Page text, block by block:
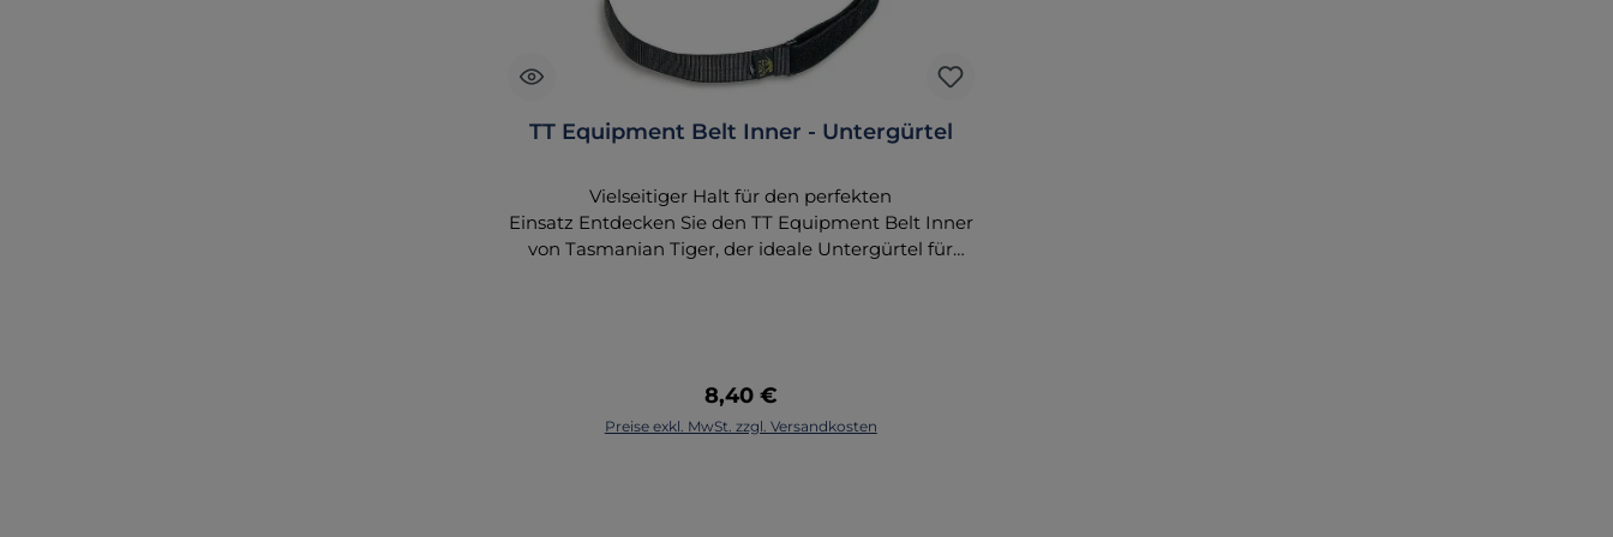
TT Equipment Belt Inner - Untergürtel
Vielseitiger Halt für den perfekten
Einsatz Entdecken Sie den TT Equipment Belt Inner
von Tasmanian Tiger, der ideale Untergürtel für
mm Größen: S: 75 - 90 cm M: 90 - 105 cm L: 105 - 120
cm XL: 120 - 135 cm Funktionale
Regulärer Preis:
8,40 €
Preise exkl. MwSt. zzgl. Versandkosten